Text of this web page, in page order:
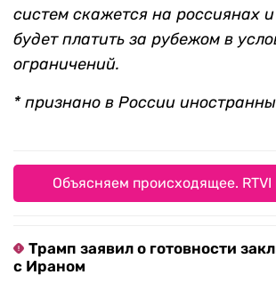
систем скажется на россиянах
будет платить за рубежом в
ограничений.
* признано в России
Объясняем происходящее. RTVI
Трамп заявил о готовности
с Ираном